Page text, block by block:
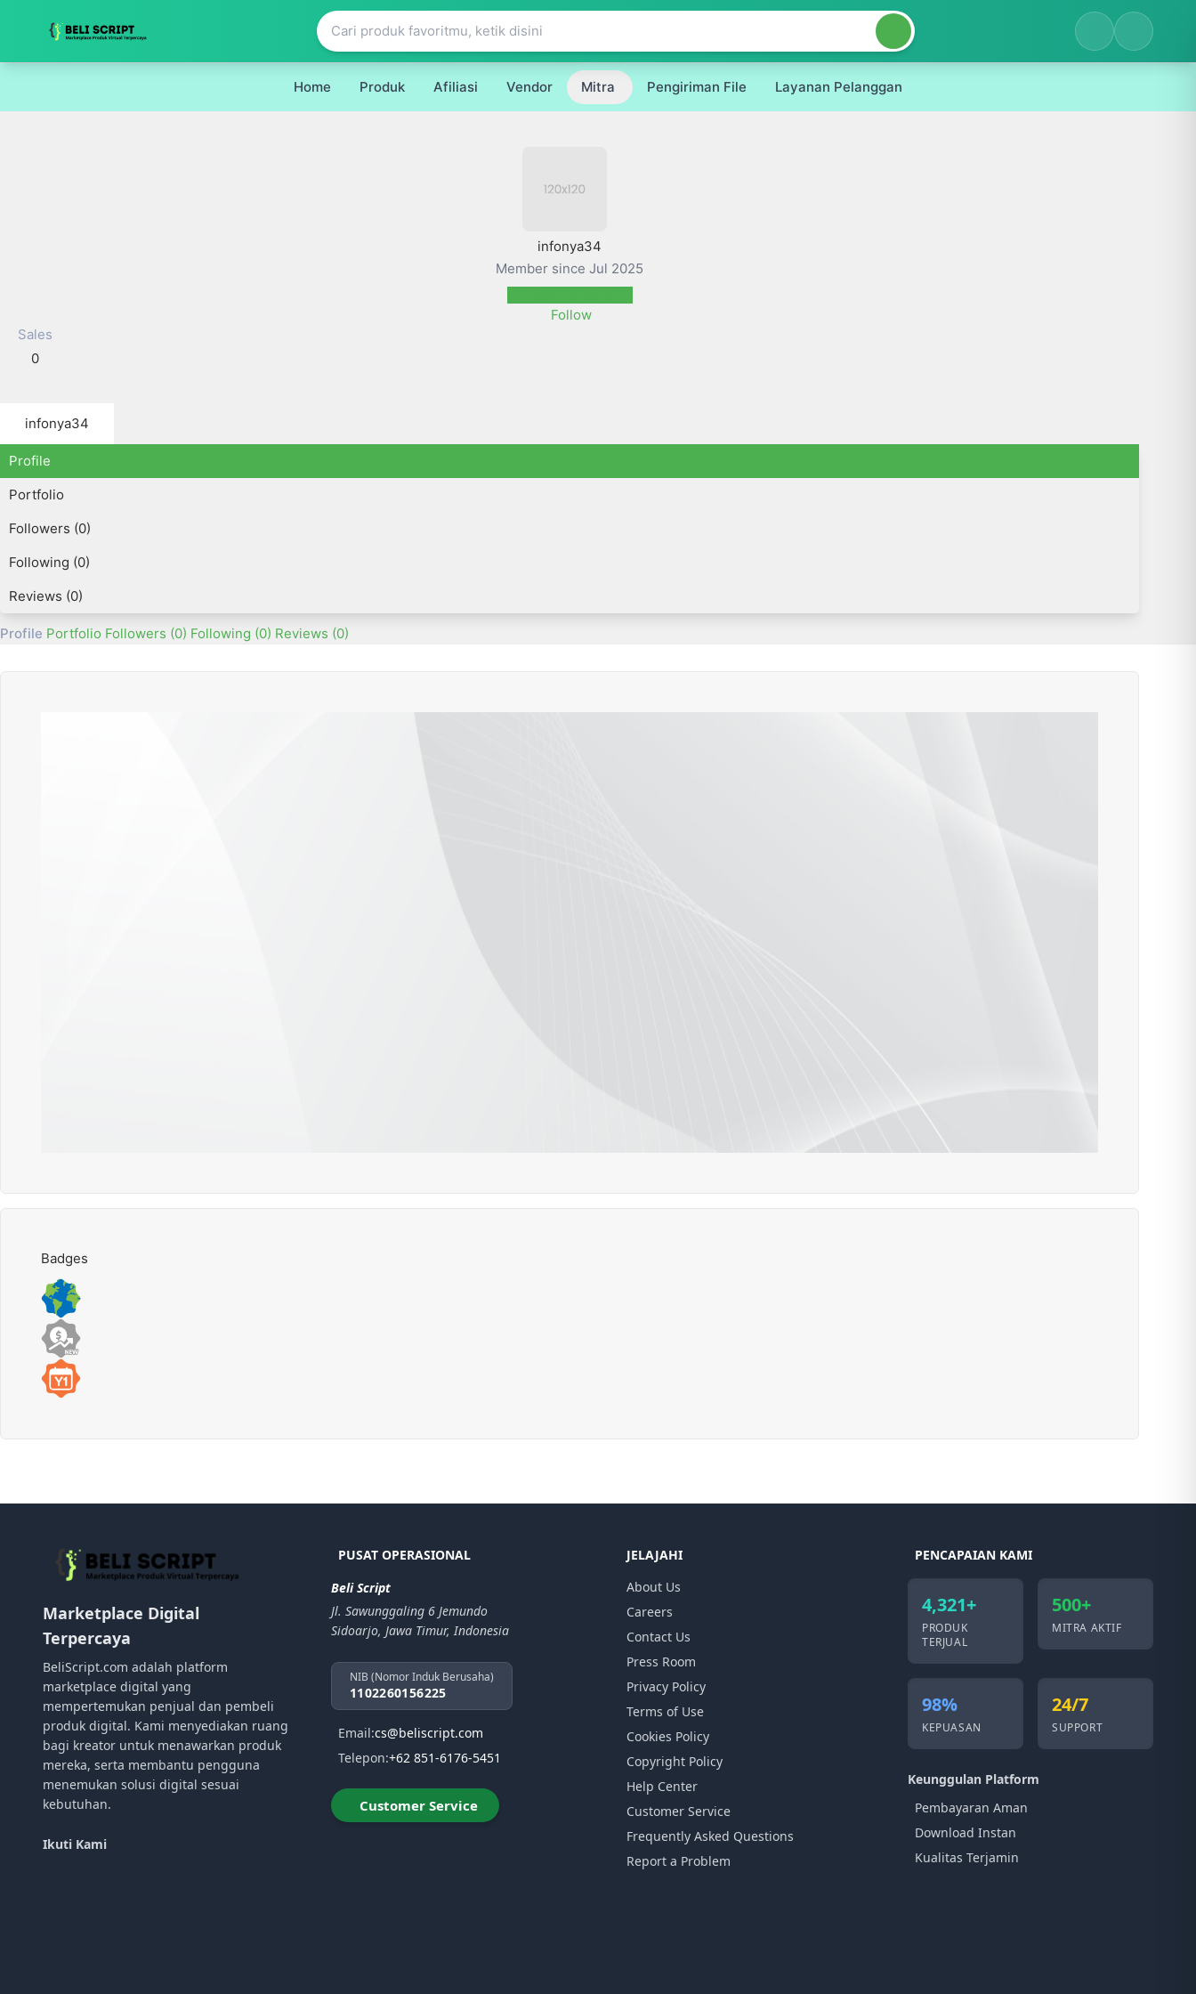
Home Produk Afiliasi Vendor Mitra Pengiriman File Layanan Pelanggan
infonya34
Member since Jul 2025
Follow
Sales
0
infonya34
Profile
Portfolio
Followers (0)
Following (0)
Reviews (0)
Profile Portfolio Followers (0) Following (0) Reviews (0)
Badges
Marketplace Digital
Terpercaya
BeliScript.com adalah platform
marketplace digital yang
mempertemukan penjual dan pembeli
produk digital. Kami menyediakan ruang
bagi kreator untuk menawarkan produk
mereka, serta membantu pengguna
menemukan solusi digital sesuai
kebutuhan.
Ikuti Kami
PUSAT OPERASIONAL
Beli Script
Jl. Sawunggaling 6 Jemundo
Sidoarjo, Jawa Timur, Indonesia
NIB (Nomor Induk Berusaha)
1102260156225
Email:cs@beliscript.com
Telepon:+62 851-6176-5451
Customer Service
JELAJAHI
About Us
Careers
Contact Us
Press Room
Privacy Policy
Terms of Use
Cookies Policy
Copyright Policy
Help Center
Customer Service
Frequently Asked Questions
Report a Problem
PENCAPAIAN KAMI
4,321+
PRODUK
TERJUAL
500+
MITRA AKTIF
98%
KEPUASAN
24/7
SUPPORT
Keunggulan Platform
Pembayaran Aman
Download Instan
Kualitas Terjamin